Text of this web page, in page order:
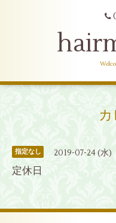
指定なし 2019-07-24 (水)
定休日